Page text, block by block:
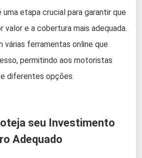
uma etapa crucial para garantir que
valor e a cobertura mais adequada.
várias ferramentas online que
permitindo aos motoristas
diferentes opções.
seu Investimento
Adequado